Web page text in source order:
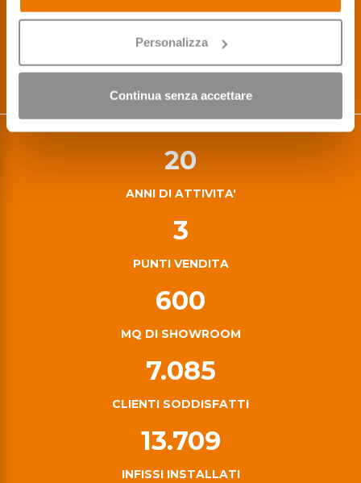
Personalizza
Continua senza accettare
3 PUNTI VENDITA
Lecco
Como
20
ANNI DI ATTIVITA'
3
PUNTI VENDITA
600
MQ DI SHOWROOM
7.085
CLIENTI SODDISFATTI
13.709
INFISSI INSTALLATI